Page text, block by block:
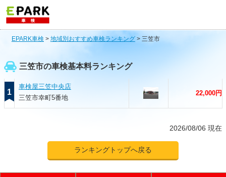
EPARK車検 > 地域別おすすめ車検ランキング> 三笠市
三笠市の車検基本料ランキング
1
車検屋三笠中央店
三笠市幸町5番地
22,000円
2026/08/06 現在
ランキングトップへ戻る